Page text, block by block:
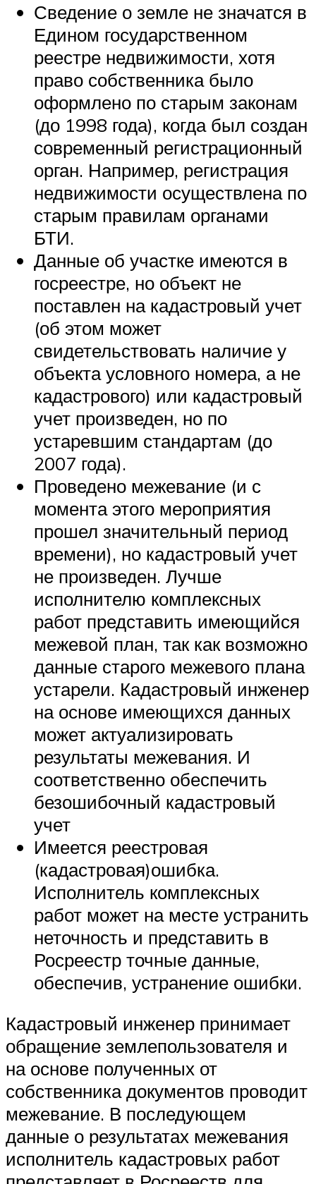
Сведение о земле не значатся в
Едином государственном
реестре недвижимости, хотя
право собственника было
оформлено по старым законам
(до 1998 года), когда был создан
современный регистрационный
орган. Например, регистрация
недвижимости осуществлена по
старым правилам органами
БТИ.
Данные об участке имеются в
госреестре, но объект не
поставлен на кадастровый учет
(об этом может
свидетельствовать наличие у
объекта условного номера, а не
кадастрового) или кадастровый
учет произведен, но по
устаревшим стандартам (до
2007 года).
Проведено межевание (и с
момента этого мероприятия
прошел значительный период
времени), но кадастровый учет
не произведен. Лучше
исполнителю комплексных
работ представить имеющийся
межевой план, так как возможно
данные старого межевого плана
устарели. Кадастровый инженер
на основе имеющихся данных
может актуализировать
результаты межевания. И
соответственно обеспечить
безошибочный кадастровый
учет
Имеется реестровая
(кадастровая)ошибка.
Исполнитель комплексных
работ может на месте устранить
неточность и представить в
Росреестр точные данные,
обеспечив, устранение ошибки.
Кадастровый инженер принимает
обращение землепользователя и
на основе полученных от
собственника документов проводит
межевание. В последующем
данные о результатах межевания
исполнитель кадастровых работ